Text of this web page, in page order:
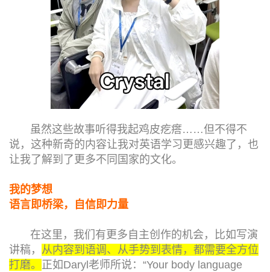
虽然这些故事听得我起鸡皮疙瘩……但不得不
说，这种新奇的内容让我对英语学习更感兴趣了，也
让我了解到了更多不同国家的文化。
我的梦想
语言即桥梁，自信即力量
在这里，我们有更多自主创作的机会，比如写演
讲稿， 从内容到语调、从手势到表情，都需要全方位
打磨。 正如Daryl老师所说：“Your body language